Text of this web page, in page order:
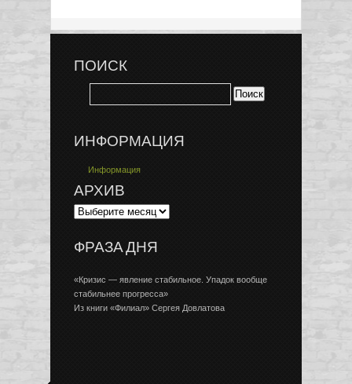
ПОИСК
ИНФОРМАЦИЯ
Информация
АРХИВ
ФРАЗА ДНЯ
«Кризис — явление стабильное. Упадок вообще
стабильнее прогресса»
Из книги «Филиал» Сергея Довлатова